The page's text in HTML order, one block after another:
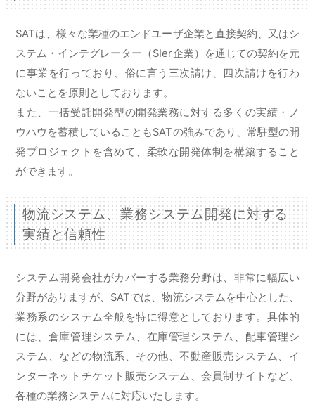
SATは、様々な業種のエンドユーザ企業と直接契約、又はシ
ステム・インテグレーター（SIer企業）を通じての契約を元
に事業を行っており、俗に言う三次請け、四次請けを行わ
ないことを原則としております。
また、一括受託開発型の開発業務に対する多くの実績・ノ
ウハウを蓄積していることもSATの強みであり、常駐型の開
発プロジェクトを含めて、柔軟な開発体制を構築すること
ができます。
物流システム、業務システム開発に対する
実績と信頼性
システム開発会社がカバーする業務分野は、非常に幅広い
分野がありますが、SATでは、物流システムを中心とした、
業務系のシステム全般を特に得意としております。具体的
には、倉庫管理システム、在庫管理システム、配車管理シ
ステム、などの物流系、その他、不動産販売システム、イ
ンターネットチケット販売システム、会員制サイトなど、
各種の業務システムに対応いたします。